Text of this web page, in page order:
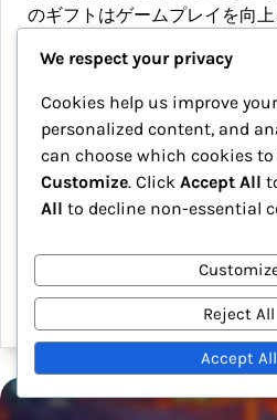
のギフトはゲームプレイを向
ています。 無料ギフトシステ
ー・レジェンズ』の無料ギフ
ヤーのゲームへの関与と参加
れています。プレイヤーは、
別イベント、特定のタスクの
受け取ることができます。こ
進します。…
We respect your privacy
Cookies help us improve
personalized content, and
can choose which cookies
Customize. Click Accept All
All to decline non-essential
Reject All
Accept All